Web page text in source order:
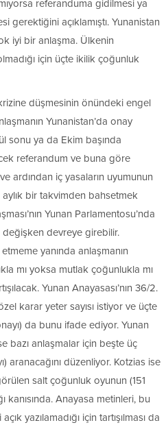
referanduma gidilmesi ya
gerektiğini açıklamıştı. Yunanistan
iyi bir anlaşma. Ülkenin
için üçte ikilik çoğunluk
düşmesinin önündeki engel
Yunanistan’da onay
sonu ya da Ekim başında
referandum ve buna göre
ardından iç yasaların uyumunun
bir takvimden bahsetmek
Yunan Parlamentosu’nda
devreye girebilir.
yanında anlaşmanın
mı yoksa mutlak çoğunlukla mı
Yunan Anayasası’nın 36/2.
karar yeter sayısı istiyor ve üçte
da bunu ifade ediyor. Yunan
bazı anlaşmalar için beşte üç
aranacağını düzenliyor. Kotzias ise
salt çoğunluk oyunun (151
kanısında. Anayasa metinleri, bu
yazılamadığı için tartışılması da